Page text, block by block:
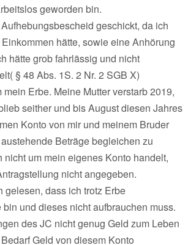
geworden bin.
geschickt, da ich
hätte, sowie eine Anhörung
hätte grob fahrlässig und nicht
§ 48 Abs. 1S. 2 Nr. 2 SGB X)
Erbe. Meine Mutter verstarb 2019,
seither und bis August diesen Jahres
Konto von mir und meinem Bruder
Beträge begleichen zu
nicht um mein eigenes Konto handelt,
nicht angegeben.
gelesen, dass ich trotz Erbe
und dieses nicht aufbrauchen muss.
des JC nicht genug Geld zum Leben
Geld von diesem Konto